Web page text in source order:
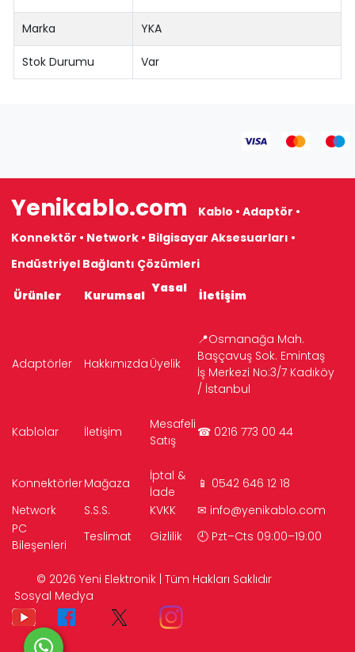
Marka YKA
Stok Durumu Var
Yenikablo.com
Kablo • Adaptör •
Konnektör • Network • Bilgisayar Aksesuarları •
Endüstriyel Bağlantı Çözümleri
Ürünler
Kurumsal Yasal İletişim
Adaptörler Hakkımızda Üyelik
📍Osmanağa Mah.
Başçavuş Sok. Emintaş
İş Merkezi No:3/7 Kadıköy
/ İstanbul
Kablolar İletişim
Mesafeli
Satış
☎ 0216 773 00 44
KonnektörlerMağaza
İptal &
İade
📱 0542 646 12 18
Network
S.S.S. KVKK ✉ info@yenikablo.com
PC
Bileşenleri
Teslimat Gizlilik 🕘 Pzt–Cts 09:00–19:00
© 2026 Yeni Elektronik | Tüm Hakları Saklıdır
Sosyal Medya